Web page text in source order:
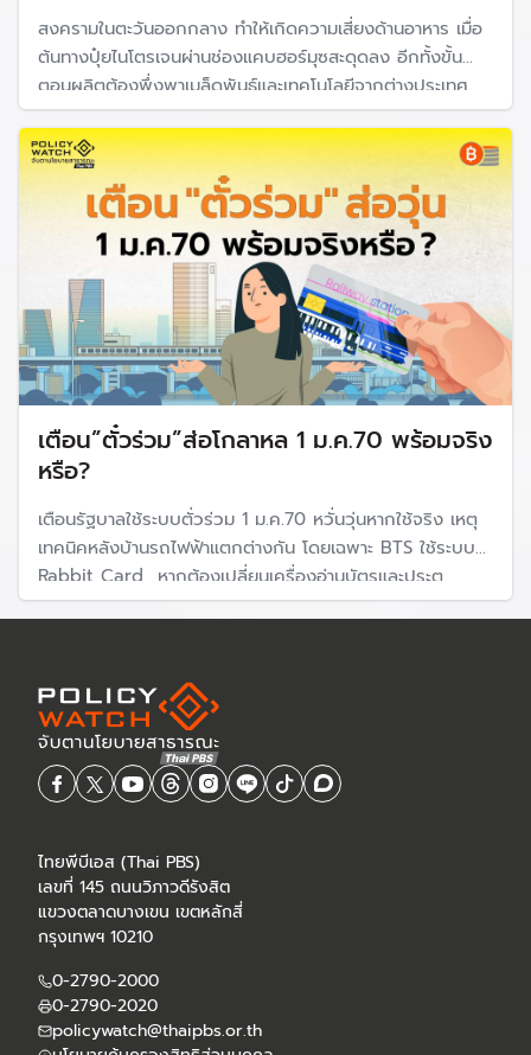
สงครามในตะวันออกกลาง ทำให้เกิดความเสี่ยงด้านอาหาร เมื่อ
ต้นทางปุ๋ยไนโตรเจนผ่านช่องแคบฮอร์มุซสะดุดลง อีกทั้งขั้น
ตอนผลิตต้องพึ่งพาเมล็ดพันธุ์และเทคโนโลยีจากต่างประเทศ
ขณะที่ต้องพึ่งพาจากการนำเข้าและส่งออก ทำให้เผชิญความ
เสี่ยงมากยิ่งขึ้น "ปิยะพงษ์ บุษกงก์"เสนอว่าต้องกลับไปหานโย
บาย "นำอาหารกลับบ้าน"
เตือน”ตั๋วร่วม”ส่อโกลาหล 1 ม.ค.70 พร้อมจริง
หรือ?
เตือนรัฐบาลใช้ระบบตั่วร่วม 1 ม.ค.70 หวั่นวุ่นหากใช้จริง เหตุ
เทคนิคหลังบ้านรถไฟฟ้าแตกต่างกัน โดยเฉพาะ BTS ใช้ระบบ
Rabbit Card หากต้องเปลี่ยนเครื่องอ่านบัตรและประตู
อัตโนมัติประมาณ 1,000 จุด ต้องใช้เวลา 18–24 เดือน แม้
ไทยพีบีเอส (Thai PBS)
เลขที่ 145 ถนนวิภาวดีรังสิต
แขวงตลาดบางเขน เขตหลักสี่
กรุงเทพฯ 10210
0-2790-2000
0-2790-2020
policywatch@thaipbs.or.th